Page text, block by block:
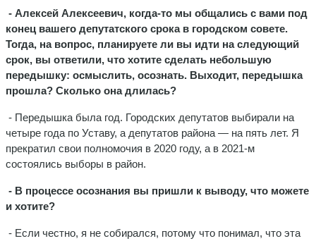
- Алексей Алексеевич, когда-то мы общались с вами под
конец вашего депутатского срока в городском совете.
Тогда, на вопрос, планируете ли вы идти на следующий
срок, вы ответили, что хотите сделать небольшую
передышку: осмыслить, осознать. Выходит, передышка
прошла? Сколько она длилась?
- Передышка была год. Городских депутатов выбирали на
четыре года по Уставу, а депутатов района — на пять лет. Я
прекратил свои полномочия в 2020 году, а в 2021-м
состоялись выборы в район.
- В процессе осознания вы пришли к выводу, что можете
и хотите?
- Если честно, я не собирался, потому что понимал, что эта